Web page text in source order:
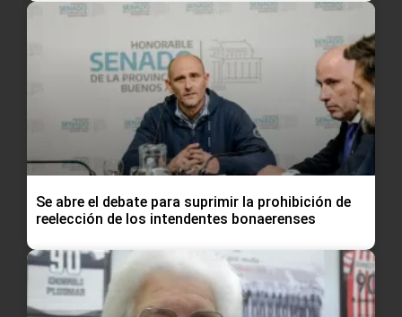
Se abre el debate para suprimir la prohibición de
reelección de los intendentes bonaerenses